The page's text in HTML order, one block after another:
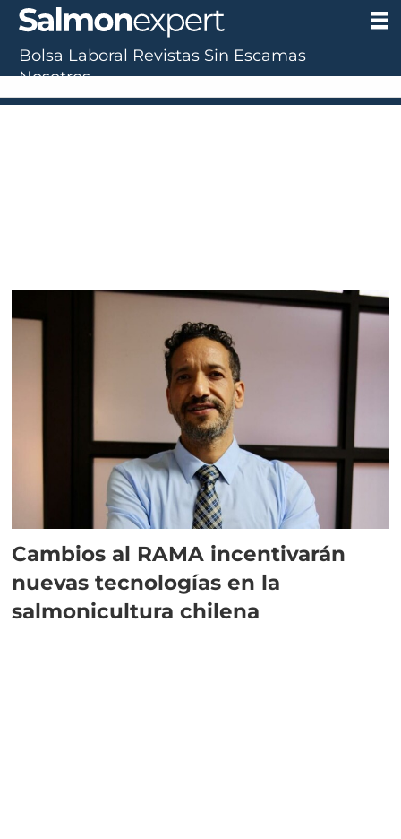
Tag:
rama
Cambios al RAMA incentivarán
nuevas tecnologías en la
salmonicultura chilena
Bolsa Laboral Revistas Sin Escamas
Nosotros